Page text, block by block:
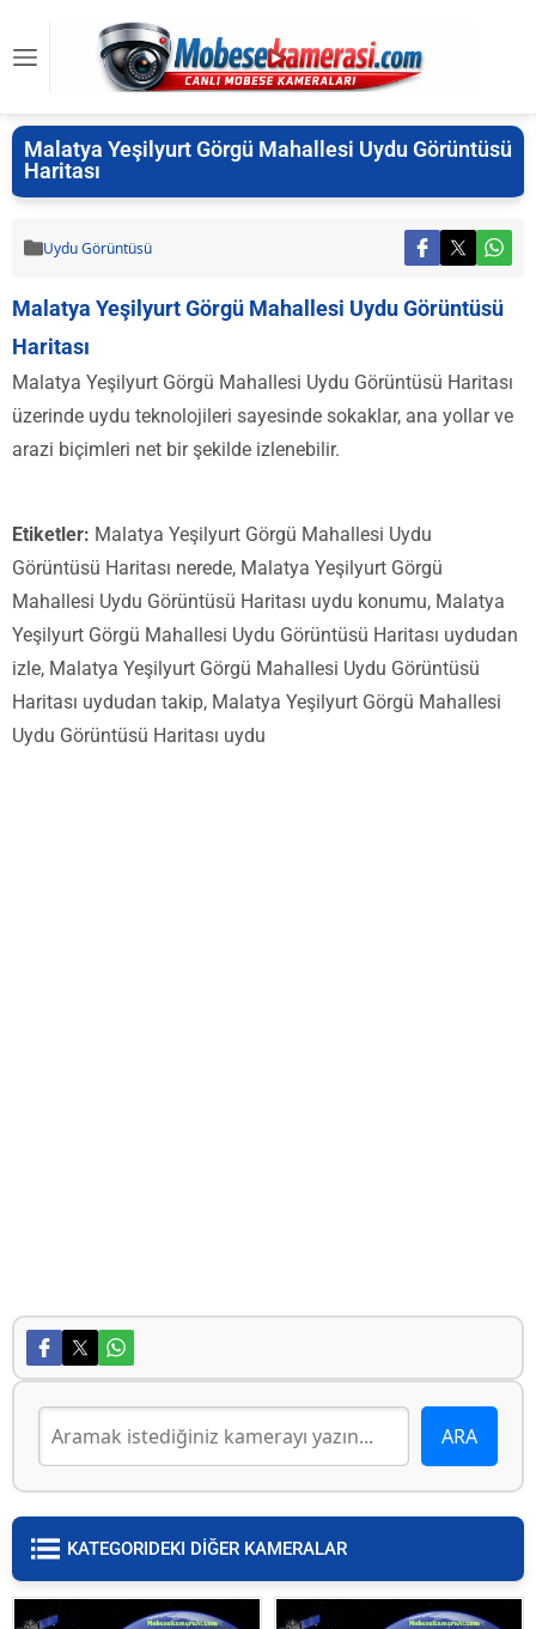
Malatya Yeşilyurt Görgü Mahallesi Uydu Görüntüsü
Haritası
Uydu Görüntüsü
Malatya Yeşilyurt Görgü Mahallesi Uydu Görüntüsü
Haritası
Malatya Yeşilyurt Görgü Mahallesi Uydu Görüntüsü Haritası
üzerinde uydu teknolojileri sayesinde sokaklar, ana yollar ve
arazi biçimleri net bir şekilde izlenebilir.
Etiketler: Malatya Yeşilyurt Görgü Mahallesi Uydu
Görüntüsü Haritası nerede, Malatya Yeşilyurt Görgü
Mahallesi Uydu Görüntüsü Haritası uydu konumu, Malatya
Yeşilyurt Görgü Mahallesi Uydu Görüntüsü Haritası uydudan
izle, Malatya Yeşilyurt Görgü Mahallesi Uydu Görüntüsü
Haritası uydudan takip, Malatya Yeşilyurt Görgü Mahallesi
Uydu Görüntüsü Haritası uydu
KATEGORIDEKI DİĞER KAMERALAR